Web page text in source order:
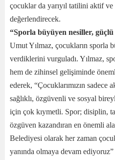
çocuklar da yarıyıl tatilini aktif
değerlendirecek.
“Sporla büyüyen nesiller,
Umut Yılmaz, çocukların sporla
verdiklerini vurguladı. Yılmaz,
hem de zihinsel gelişiminde
ederek, “Çocuklarımızın sadece
sağlıklı, özgüvenli ve sosyal
için çok kıymetli. Spor; disiplin,
özgüven kazandıran en önemli
Belediyesi olarak her zaman
yanında olmaya devam